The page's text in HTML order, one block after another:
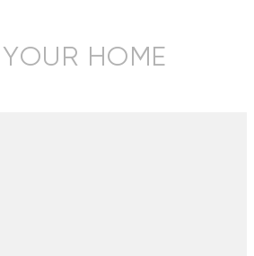
HOME